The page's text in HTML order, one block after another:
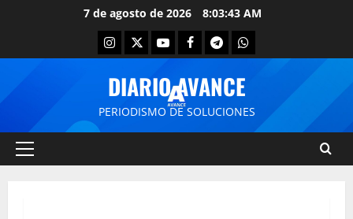
7 de agosto de 2026 8:03:43 AM
DIARIO AVANCE
PERIODISMO DE SOLUCIONES